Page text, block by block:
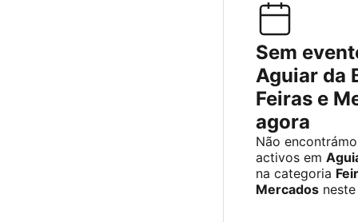
Sem
Aguiar da
Feiras e
agora
Não
activos em
na categoria
Mercados